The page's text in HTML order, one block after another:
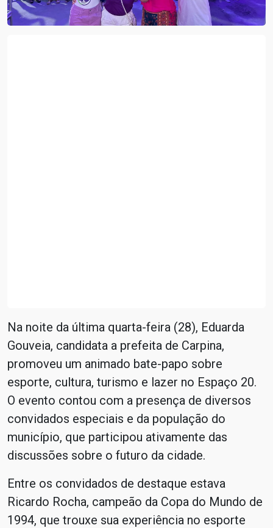
Na noite da última quarta-feira (28), Eduarda
Gouveia, candidata a prefeita de Carpina,
promoveu um animado bate-papo sobre
esporte, cultura, turismo e lazer no Espaço 20.
O evento contou com a presença de diversos
convidados especiais e da população do
município, que participou ativamente das
discussões sobre o futuro da cidade.
Entre os convidados de destaque estava
Ricardo Rocha, campeão da Copa do Mundo de
1994, que trouxe sua experiência no esporte